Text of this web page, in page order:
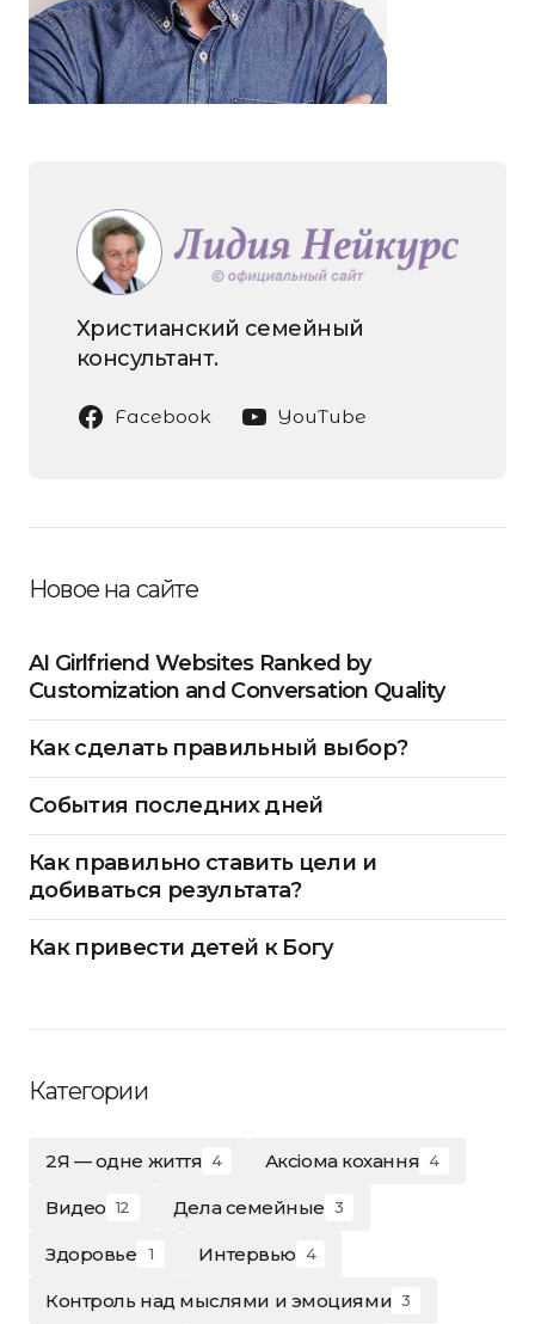
Христианский семейный
консультант.
Facebook YouTube
Новое на сайте
AI Girlfriend Websites Ranked by
Customization and Conversation Quality
Как сделать правильный выбор?
События последних дней
Как правильно ставить цели и
добиваться результата?
Как привести детей к Богу
Категории
2Я — одне життя 4 Аксіома кохання 4
Видео 12 Дела семейные 3
Здоровье 1 Интервью 4
Контроль над мыслями и эмоциями 3